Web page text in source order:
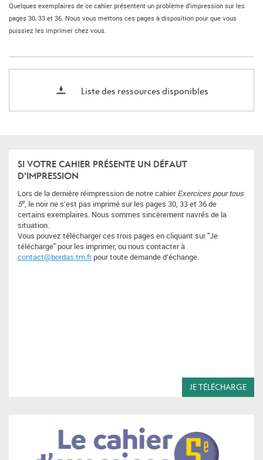
Quelques exemplaires de ce cahier présentent un problème d’impression sur les
pages 30, 33 et 36. Nous vous mettons ces pages à disposition pour que vous
puissiez les imprimer chez vous.
Liste des ressources disponibles
SI VOTRE CAHIER PRÉSENTE UN DÉFAUT
D'IMPRESSION
Lors de la dernière réimpression de notre cahierExercices pour tous
5e, le noir ne s’est pas imprimé sur les pages 30, 33 et 36 de
certains exemplaires. Nous sommes sincèrement navrés de la
situation.
Vous pouvez télécharger ces trois pages en cliquant sur "Je
télécharge" pour les imprimer, ou nous contacter à
contact@bordas.tm.frpour toute demande d’échange.
JE TÉLÉCHARGE